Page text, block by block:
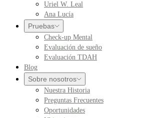
Uriel W. Leal
Ana Lucía
Pruebas
Check-up Mental
Evaluación de sueño
Evaluación TDAH
Blog
Sobre nosotros
Nuestra Historia
Preguntas Frecuentes
Oportunidades